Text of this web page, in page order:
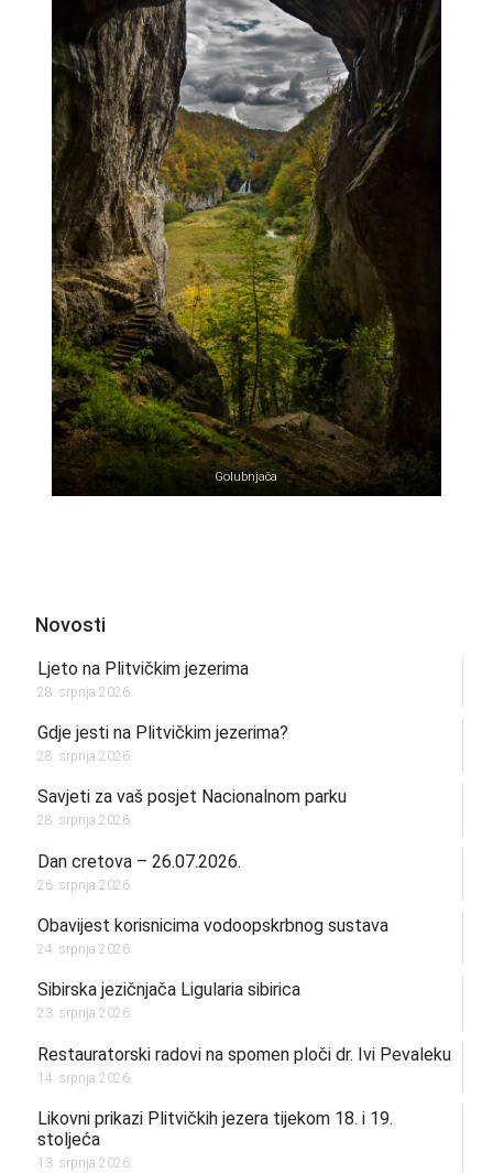
Golubnjača
Novosti
Ljeto na Plitvičkim jezerima
28. srpnja 2026.
Gdje jesti na Plitvičkim jezerima?
28. srpnja 2026.
Savjeti za vaš posjet Nacionalnom parku
28. srpnja 2026.
Dan cretova – 26.07.2026.
26. srpnja 2026.
Obavijest korisnicima vodoopskrbnog sustava
24. srpnja 2026.
Sibirska jezičnjača Ligularia sibirica
23. srpnja 2026.
Restauratorski radovi na spomen ploči dr. Ivi Pevaleku
14. srpnja 2026.
Likovni prikazi Plitvičkih jezera tijekom 18. i 19.
stoljeća
13. srpnja 2026.